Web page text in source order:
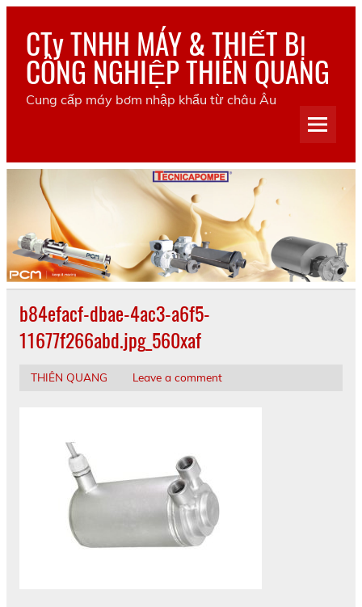
Skip
contentCTy TNHH MÁY & THIẾT BỊ
CÔNG NGHIỆP THIÊN QUANG
Cung cấp máy bơm nhập khẩu từ châu Âu
b84efacf-dbae-4ac3-a6f5-
11677f266abd.jpg_560xaf
THIÊN QUANG Leave a comment